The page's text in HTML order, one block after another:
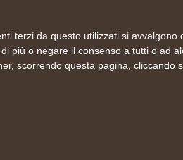
terzi da questo utilizzati si
più o negare il consenso a tutti o ad
scorrendo questa pagina, cliccando